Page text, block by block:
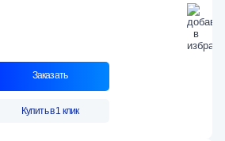
Заказать
Купить в 1 клик